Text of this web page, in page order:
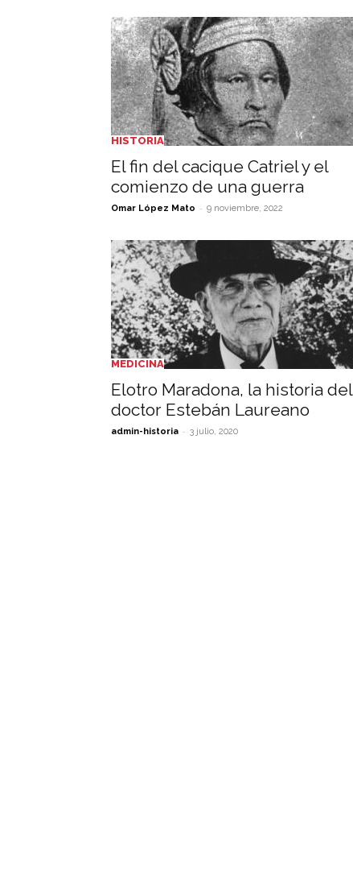
HISTORIA
El fin del cacique Catriel y el
comienzo de una guerra
Omar López Mato - 9 noviembre, 2022
MEDICINA
Elotro Maradona, la historia del
doctor Estebán Laureano
admin-historia - 3 julio, 2020